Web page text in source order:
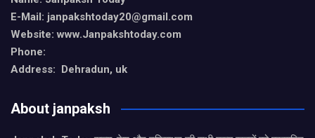
E-Mail: janpakshtoday20@gmail.com
Website: www.Janpakshtoday.com
Phone:
Address: Dehradun, uk
About janpaksh